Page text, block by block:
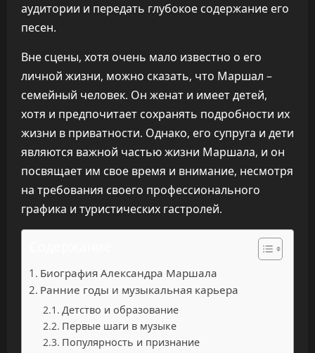
аудитории и передать глубокое содержание его
песен.
Вне сцены, хотя очень мало известно о его
личной жизни, можно сказать, что Маршал –
семейный человек. Он женат и имеет детей,
хотя и предпочитает сохранять подробности их
жизни в приватности. Однако, его супруга и дети
являются важной частью жизни Маршала, и он
посвящает им свое время и внимание, несмотря
на требования своего профессионального
графика и туристических гастролей.
Биография Александра Маршала
Ранние годы и музыкальная карьера
Детство и образование
Первые шаги в музыке
Популярность и признание